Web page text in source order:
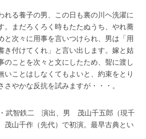
れる養子の男、この日も裏の川ヘ洗濯に
。まだろくろく時もたたぬうち、やれ蕎
と次々に用事を言いつけられ、男は「用
き付けてくれ」と言い出します。嫁と姑
のことを次々と文にしたため、聟に渡し
いことはしなくてもよいと、約束をとり
やかな反抗を試みますが・・・。
武智鉄二 演出、男 茂山千五郎（現千
山千作（先代）で初演。最早古典とい